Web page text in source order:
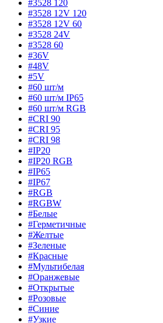
#3528 120
#3528 12V 120
#3528 12V 60
#3528 24V
#3528 60
#36V
#48V
#5V
#60 шт/м
#60 шт/м IP65
#60 шт/м RGB
#CRI 90
#CRI 95
#CRI 98
#IP20
#IP20 RGB
#IP65
#IP67
#RGB
#RGBW
#Белые
#Герметичные
#Желтые
#Зеленые
#Красные
#Мультибелая
#Оранжевые
#Открытые
#Розовые
#Синие
#Узкие